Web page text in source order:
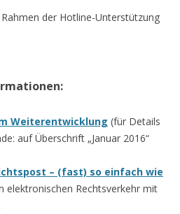
der Hotline-Unterstützung
Weiterentwicklung (für Details
auf Überschrift „Januar 2016“
– (fast) so einfach wie
elektronischen Rechtsverkehr mit